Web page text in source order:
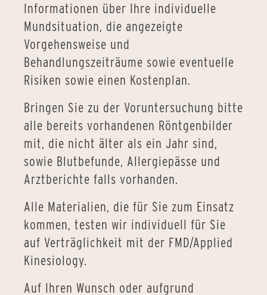
Informationen über Ihre individuelle
Mundsituation, die angezeigte
Vorgehensweise und
Behandlungszeiträume sowie eventuelle
Risiken sowie einen Kostenplan.
Bringen Sie zu der Voruntersuchung bitte
alle bereits vorhandenen Röntgenbilder
mit, die nicht älter als ein Jahr sind,
sowie Blutbefunde, Allergiepässe und
Arztberichte falls vorhanden.
Alle Materialien, die für Sie zum Einsatz
kommen, testen wir individuell für Sie
auf Verträglichkeit mit der FMD/Applied
Kinesiology.
Auf Ihren Wunsch oder aufgrund